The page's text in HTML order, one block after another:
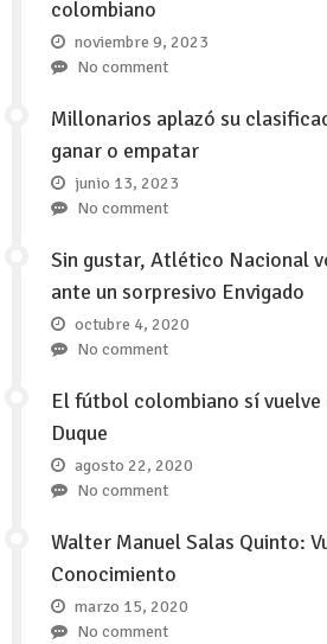
colombiano
noviembre 9, 2023
No comment
Millonarios aplazó su
ganar o empatar
junio 13, 2023
No comment
Sin gustar, Atlético Nacional
ante un sorpresivo Envigado
octubre 4, 2020
No comment
El fútbol colombiano sí vuelve
Duque
agosto 22, 2020
No comment
Walter Manuel Salas Quinto:
Conocimiento
marzo 15, 2020
No comment